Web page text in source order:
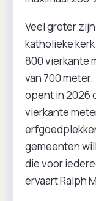
Veel groter
katholieke
800 vierkante
van 700
opent in 2026
vierkante
gemeenten
die voor
ervaart Ralph